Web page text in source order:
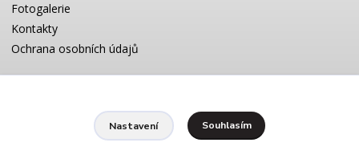
Fotogalerie
Kontakty
Ochrana osobních údajů
Potřebujete poradit s výběrem? Neváhejte se zeptat:
Nastavení Souhlasím